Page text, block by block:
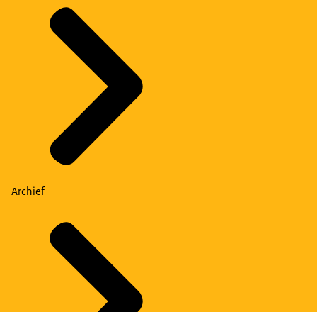
Archief